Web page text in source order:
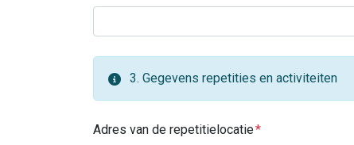
3. Gegevens repetities en activiteiten
Adres van de repetitielocatie